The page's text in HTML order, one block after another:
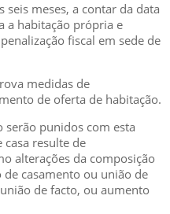
meses, a contar da data
a habitação própria e
fiscal em sede de
medidas de
de oferta de habitação.
punidos com esta
casa resulte de
alterações da composição
casamento ou união de
de facto, ou aumento